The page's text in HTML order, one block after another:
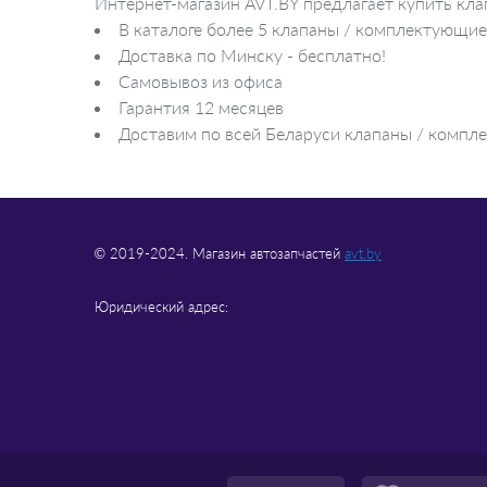
В каталоге более 5 клапаны / комплектующие
Доставка по Минску - бесплатно!
Самовывоз из офиса
Гарантия 12 месяцев
Доставим по всей Беларуси клапаны /
© 2019-2024. Магазин автозапчастей avt.by
Юридический адрес: